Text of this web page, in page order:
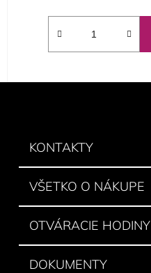
KONTAKTY
VŠETKO O NÁKUPE
OTVÁRACIE HODINY
DOKUMENTY